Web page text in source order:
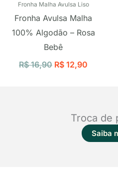
Fronha Malha Avulsa Liso
Fronha Avulsa Malha
100% Algodão – Rosa
Bebê
R$16,90 R$ 12,90
Troca de
Saiba